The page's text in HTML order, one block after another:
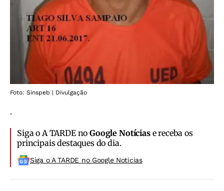
Foto: Sinspeb | Divulgação
.
Siga o A TARDE noGoogle Notíciase receba os
principais destaques do dia.
Siga o A TARDE no Google Noticias